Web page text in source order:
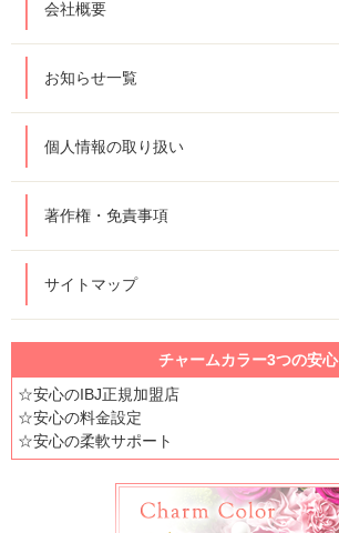
会社概要
お知らせ一覧
個人情報の取り扱い
著作権・免責事項
サイトマップ
チャームカラー3つの安心
☆安心のIBJ正規加盟店
☆安心の料金設定
☆安心の柔軟サポート